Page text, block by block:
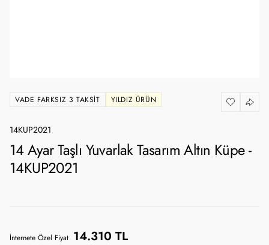
VADE FARKSIZ 3 TAKSIT YILDIZ ÜRÜN
14KUP2021
14 Ayar Taşlı Yuvarlak Tasarım Altın Küpe -
14KUP2021
İnternete Özel Fiyat 14.310 TL